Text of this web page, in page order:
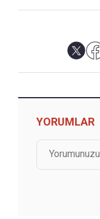
YORUMLAR